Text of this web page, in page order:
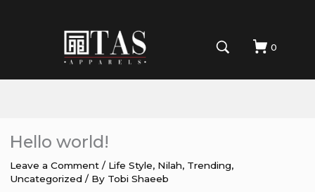
0
Hello world!
Leave a Comment / Life Style, Nilah, Trending,
Uncategorized/ By Tobi Shaeeb